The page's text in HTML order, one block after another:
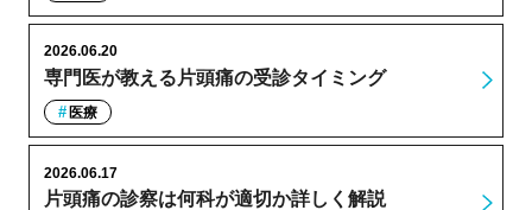
専門医が教える片頭痛の受診タイミング
2026.06.20
医療
片頭痛の診察は何科が適切か詳しく解説
2026.06.17